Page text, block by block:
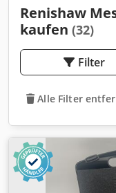
Renishaw
kaufen (32)
Filter
Alle Filter